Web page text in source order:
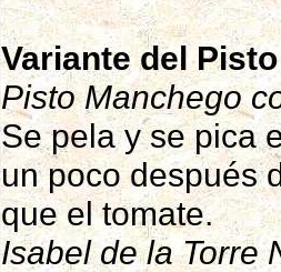
Variante del
Pisto Manchego
Se pela y se pica
un poco después
que el tomate.
Isabel de la Torre